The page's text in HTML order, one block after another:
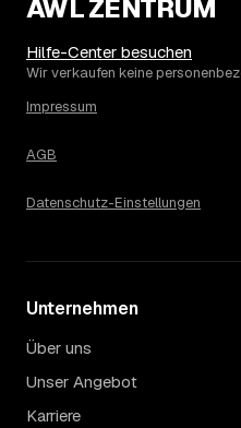
AWL ZENTRUM
Hilfe-Center besuchen
Wir verkaufen keine
Impressum
AGB
Datenschutz-Einstellungen
Unternehmen
Über uns
Unser Angebot
Karriere